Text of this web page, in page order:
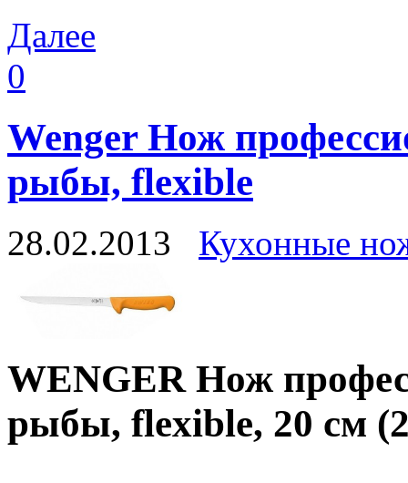
Далее
0
Wenger Нож
рыбы, flexible
28.02.2013 Кухонные
WENGER Нож
рыбы, flexible, 20 см